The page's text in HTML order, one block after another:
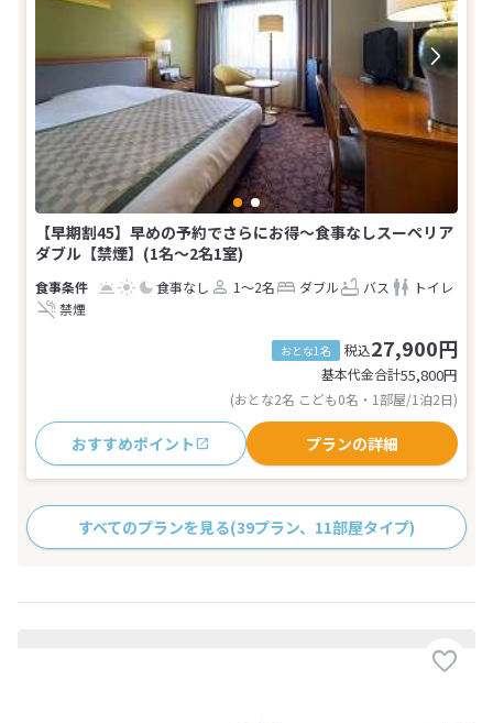
【早期割45】早めの予約でさらにお得〜食事なしスーペリア
ダブル【禁煙】(1名～2名1室)
食事なし 1～2名 ダブル バス
トイレ
禁煙
おとな1名 税込27,900円
基本代金合計55,800円
(おとな2名 こども0名・1部屋/1泊2日)
おすすめポイント プランの詳細
すべてのプランを見る(39プラン、11部屋タイプ)